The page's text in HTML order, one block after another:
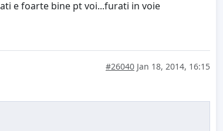
e foarte bine pt voi...furati in voie
#26040 Jan 18, 2014, 16:15